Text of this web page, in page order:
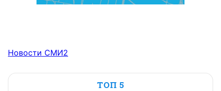
Новости СМИ2
ТОП 5